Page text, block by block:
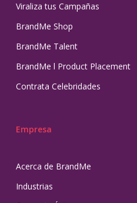
Viraliza tus Campañas
BrandMe Shop
BrandMe Talent
BrandMe l Product Placement
Contrata Celebridades
Empresa
Acerca de BrandMe
Industrias